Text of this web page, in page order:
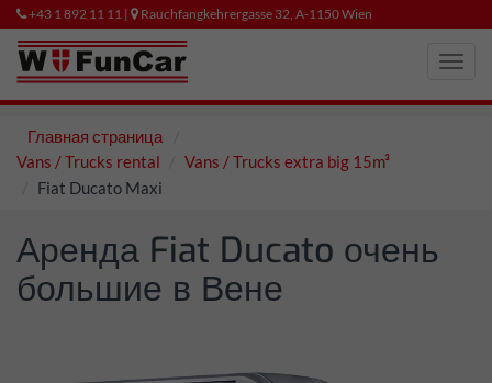
+43 1 892 11 11 | Rauchfangkehrergasse 32, A-1150 Wien
Главная страница
Vans / Trucks rental
Vans / Trucks extra big 15m³
Fiat Ducato Maxi
Аренда Fiat Ducato очень
большие в Вене